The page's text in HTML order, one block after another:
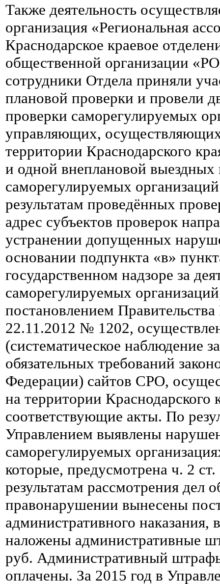
Также деятельность
организация «Региональная
Краснодарское краевое
общественной организации
сотрудники Отдела приняли
плановой проверки и провели
проверки саморегулируемых
управляющих,
территории Краснодарского
и одной внеплановой выездных
саморегулируемых
результатам проведённых
адрес субъектов проверок
устранении допущенных
основании подпункта «в»
государственном надзоре за
саморегулируемых
постановлением
22.11.2012 № 1202,
(систематическое наблюдение
обязательных требований
Федерации) сайтов СРО,
на территории Краснодарского
соответствующие акты. По
Управлением выявлены
саморегулируемых
которые, предусмотрена ч. 2
результатам рассмотрения дел
правонарушении вынесены
административного
наложены административные
руб. Административный
оплачены. За 2015 год в